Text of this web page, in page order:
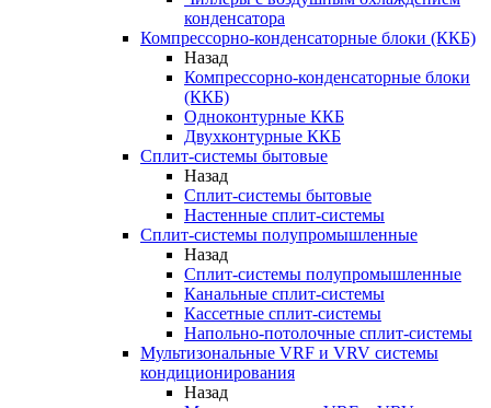
конденсатора
Компрессорно-конденсаторные блоки (ККБ)
Назад
Компрессорно-конденсаторные блоки
(ККБ)
Одноконтурные ККБ
Двухконтурные ККБ
Сплит-системы бытовые
Назад
Сплит-системы бытовые
Настенные сплит-системы
Сплит-системы полупромышленные
Назад
Сплит-системы полупромышленные
Канальные сплит-системы
Кассетные сплит-системы
Напольно-потолочные сплит-системы
Мультизональные VRF и VRV системы
кондиционирования
Назад